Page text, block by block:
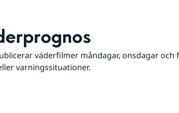
väderfilmer måndagar, onsdagar och
varningssituationer.